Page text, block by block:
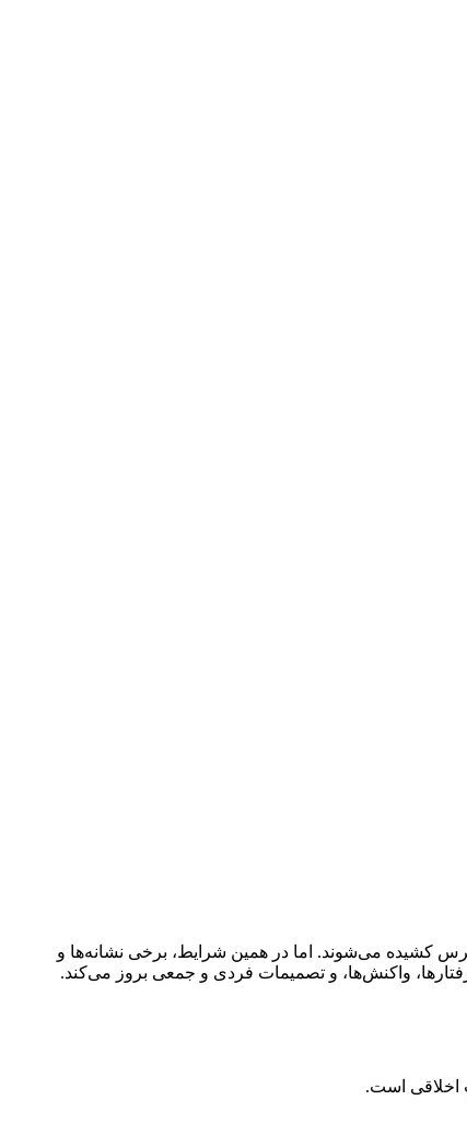
کشیده می‌شوند. اما در همین شرایط، برخی نشانه‌ها و
واکنش‌ها، و تصمیمات فردی و جمعی بروز می‌کند.
اخلاقی است.